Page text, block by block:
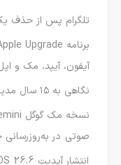
تلگرام پس از حذف
آیفون، آیپد، مک و
نگاهی به ۱۵ سال مدیریت تیم کوک در اپل
صوتی در
انتشار آپدیت iOS 26.6 و iPadOS 26.6